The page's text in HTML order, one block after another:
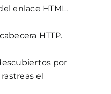
enlace HTML.
HTTP.
por
el